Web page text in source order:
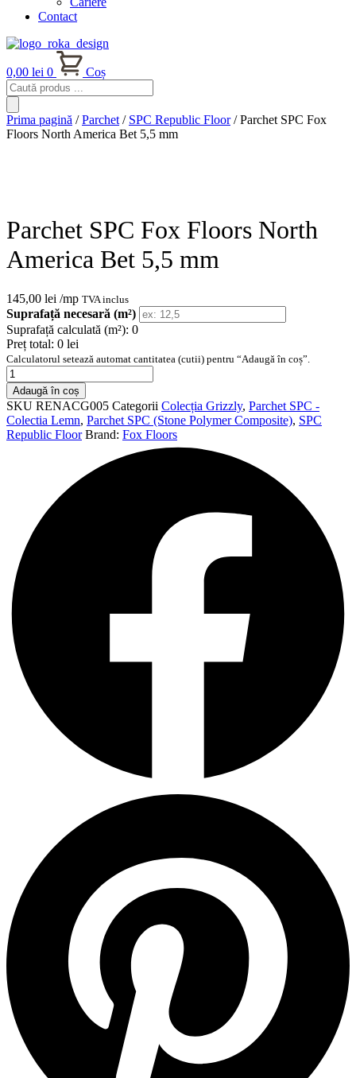
Contact
0,00 lei 0
Coș
Products
search
Prima pagină /Parchet / SPC Republic Floor/ Parchet SPC Fox
Floors North America Bet 5,5 mm
Parchet SPC Fox Floors North
America Bet 5,5 mm
145,00 lei /mp TVA inclus
Suprafață necesară (m²)
Suprafață calculată (m²): 0
Preț total: 0 lei
Calculatorul setează automat cantitatea (cutii) pentru “Adaugă în coș”.
Cantitate
Parchet
SPC
Fox
Floors
North
Adaugă în coș
SKU RENACG005 Categorii Colecția Grizzly, Parchet SPC -
Colectia Lemn, Parchet SPC (Stone Polymer Composite), SPC
Republic Floor Brand: Fox Floors